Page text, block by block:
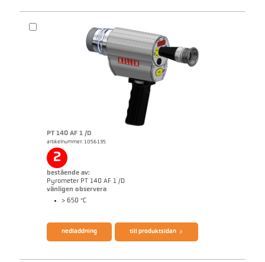
PT 140 AF 1 /D
artikelnummer: 1056135
2
bestående av:
Pyrometer PT 140 AF 1 /D
vänligen observera
> 650 °C
nedladdning till produktsidan